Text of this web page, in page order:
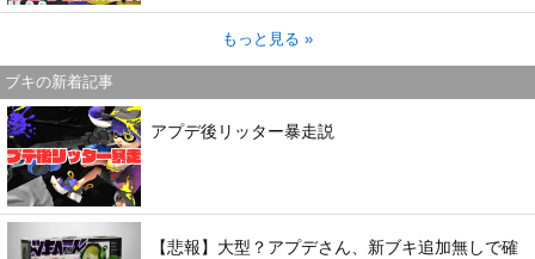
もっと見る »
ブキの新着記事
アプデ後リッター暴走説
【悲報】大型？アプデさん、新ブキ追加無しで確